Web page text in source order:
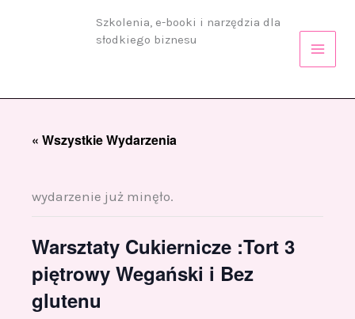
Szkolenia, e-booki i narzędzia dla
słodkiego biznesu
« Wszystkie Wydarzenia
wydarzenie już minęło.
Warsztaty Cukiernicze :Tort 3
piętrowy Wegański i Bez
glutenu